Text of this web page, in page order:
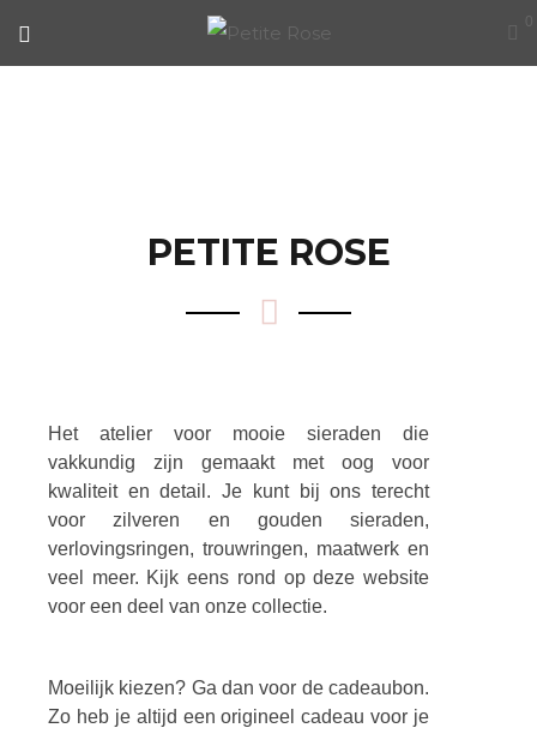
0
PETITE ROSE
Het atelier voor mooie sieraden die
vakkundig zijn gemaakt met oog voor
kwaliteit en detail. Je kunt bij ons terecht
voor zilveren en gouden sieraden,
verlovingsringen, trouwringen, maatwerk en
veel meer. Kijk eens rond op deze website
voor een deel van onze collectie.
Moeilijk kiezen? Ga dan voor de cadeaubon.
Zo heb je altijd een origineel cadeau voor je